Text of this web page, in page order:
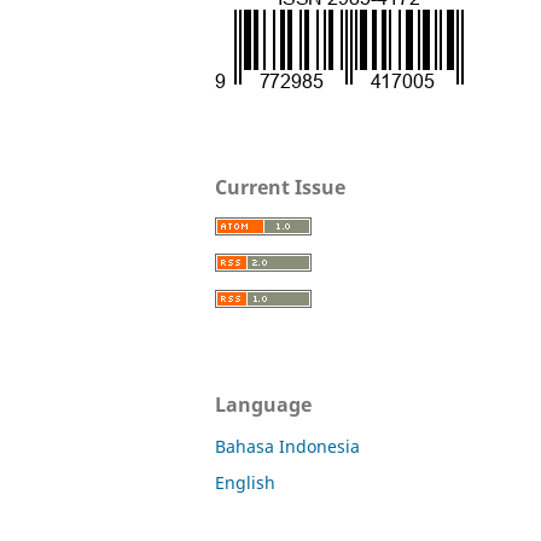
Current Issue
Language
Bahasa Indonesia
English